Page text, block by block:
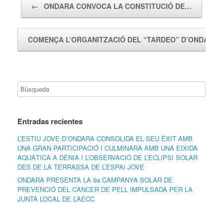
← ONDARA CONVOCA LA CONSTITUCIÓ DE…
COMENÇA L’ORGANITZACIÓ DEL “TARDEO”
Entradas recientes
L’ESTIU JOVE D’ONDARA CONSOLIDA EL SEU ÈXIT AMB
UNA GRAN PARTICIPACIÓ I CULMINARÀ AMB UNA EIXIDA
AQUÀTICA A DÉNIA I L’OBSERVACIÓ DE L’ECLIPSI SOLAR
DES DE LA TERRASSA DE L’ESPAI JOVE
ONDARA PRESENTA LA 9a CAMPANYA SOLAR DE
PREVENCIÓ DEL CÀNCER DE PELL IMPULSADA PER LA
JUNTA LOCAL DE L’AECC